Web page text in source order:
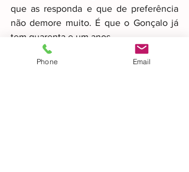
que as responda e que de preferência
não demore muito. É que o Gonçalo já
tem quarenta e um anos.
Phone Email